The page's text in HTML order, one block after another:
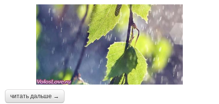
читать дальше →